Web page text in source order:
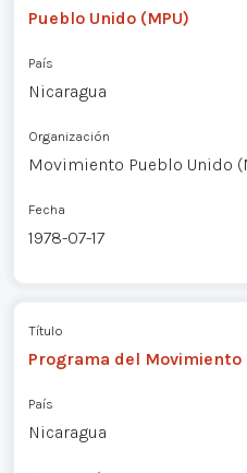
Pueblo Unido (MPU)
País
Nicaragua
Organización
Movimiento Pueblo Unido
Fecha
1978-07-17
Título
Programa del Movimiento
País
Nicaragua